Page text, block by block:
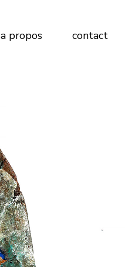
a propos contact